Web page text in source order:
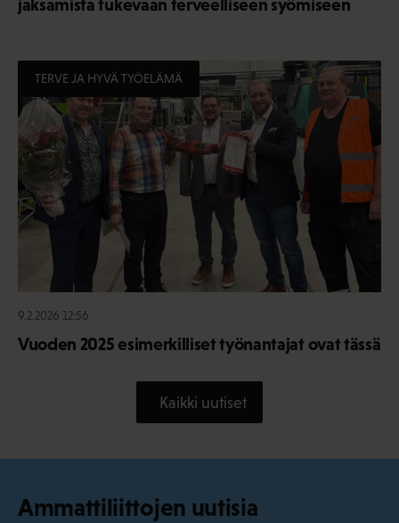
jaksamista tukevaan terveelliseen syömiseen
TERVE JA HYVÄ TYÖELÄMÄ
9.2.2026 12:56
Vuoden 2025 esimerkilliset työnantajat ovat tässä
Kaikki uutiset
Ammattiliittojen uutisia